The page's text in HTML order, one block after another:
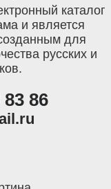
каталог
и является
для
русских и
86